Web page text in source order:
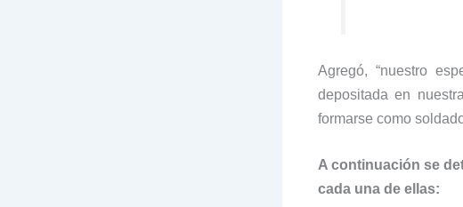
Agregó, “nuestro
depositada en
formarse como
A continuación se
cada una de ellas: